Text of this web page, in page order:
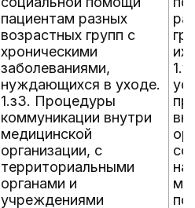
пациентам разных
возрастных групп с
хроническими
заболеваниями,
нуждающихся в уходе.
1.з3. Процедуры
коммуникации внутри
медицинской
организации, с
территориальными
органами и
учреждениями
их